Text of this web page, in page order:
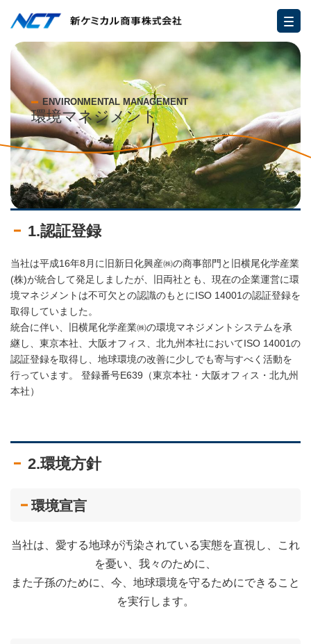
ENVIRONMENTAL MANAGEMENT
環境マネジメント
1.認証登録
当社は平成16年8月に旧新日化興産㈱の商事部門と旧横尾化学産業
(株)が統合して発足しましたが、旧両社とも、現在の企業運営に環
境マネジメントは不可欠との認識のもとにISO 14001の認証登録を
取得していました。
統合に伴い、旧横尾化学産業㈱の環境マネジメントシステムを承
継し、東京本社、大阪オフィス、北九州本社においてISO 14001の
認証登録を取得し、地球環境の改善に少しでも寄与すべく活動を
行っています。 登録番号E639（東京本社・大阪オフィス・北九州
本社）
2.環境方針
環境宣言
当社は、愛する地球が汚染されている実態を直視し、これ
を憂い、我々のために、
また子孫のために、今、地球環境を守るためにできること
を実行します。